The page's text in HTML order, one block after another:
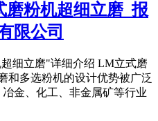
磨粉机超细立磨_报
限公司
细立磨"详细介绍 LM立式磨
和多选粉机的设计优势被广泛
金、化工、非金属矿等行业